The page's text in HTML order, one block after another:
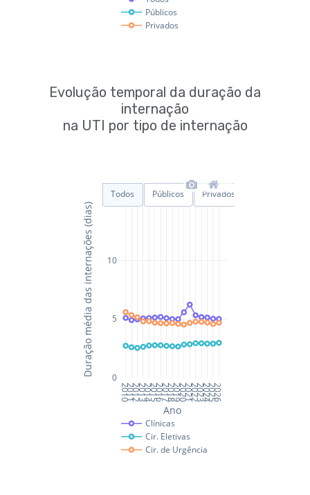
Evolução temporal da duração da
internação
na UTI por tipo de internação